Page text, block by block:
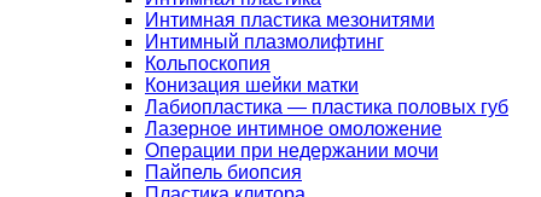
Интимная пластика мезонитями
Интимный плазмолифтинг
Кольпоскопия
Конизация шейки матки
Лабиопластика — пластика половых губ
Лазерное интимное омоложение
Операции при недержании мочи
Пайпель биопсия